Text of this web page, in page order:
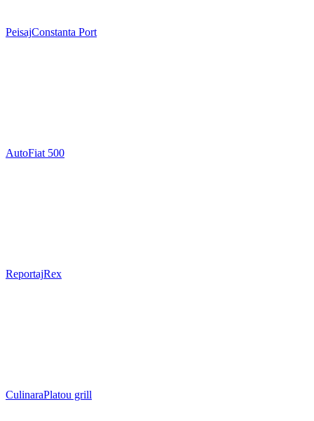
PeisajConstanta Port
AutoFiat 500
ReportajRex
CulinaraPlatou grill